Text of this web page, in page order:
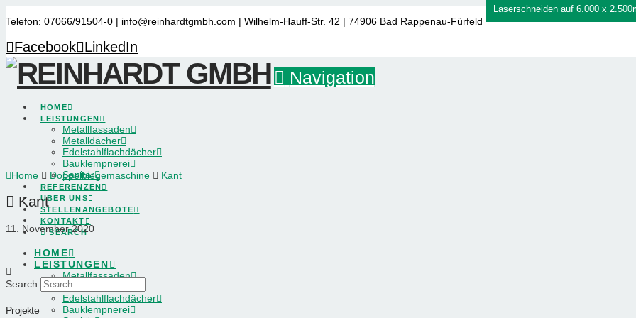
Telefon: 07066/91504-0 | info@reinhardtgmbh.com | Wilhelm-Hauff-Str. 42 | 74906 Bad Rappenau-Fürfeld
Laserschneiden auf 6.000 x
Facebook LinkedIn
Navigation
HOME
LEISTUNGEN
Metallfassaden
Metalldächer
Edelstahlflachdächer
Bauklempnerei
Sanitär
REFERENZEN
ÜBER UNS
STELLENANGEBOTE
KONTAKT
SEARCH
HOME
LEISTUNGEN
Metallfassaden
Metalldächer
Edelstahlflachdächer
Bauklempnerei
Home Doppelbiegemaschine Kant
Kant
11. November 2020
Search
Projekte